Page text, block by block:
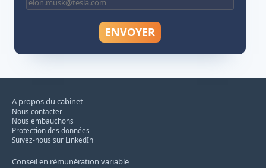
A propos du cabinet
Nous contacter
Nous embauchons
Protection des données
Suivez-nous sur LinkedIn
Conseil en rémunération variable